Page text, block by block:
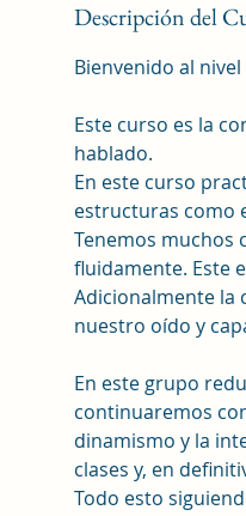
a
o
Descripción del
Bienvenido al
Este curso es la
hablado.
En este curso
estructuras como
Tenemos muchos
fluidamente. Este
Adicionalmente la
nuestro oído y
En este grupo
continuaremos
dinamismo y la
clases y, en
Todo esto